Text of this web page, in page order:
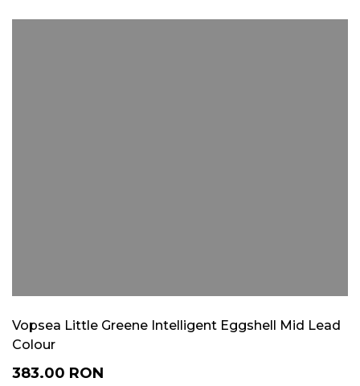
Vopsea Little Greene Intelligent Eggshell Mid Lead
Colour
383.00 RON